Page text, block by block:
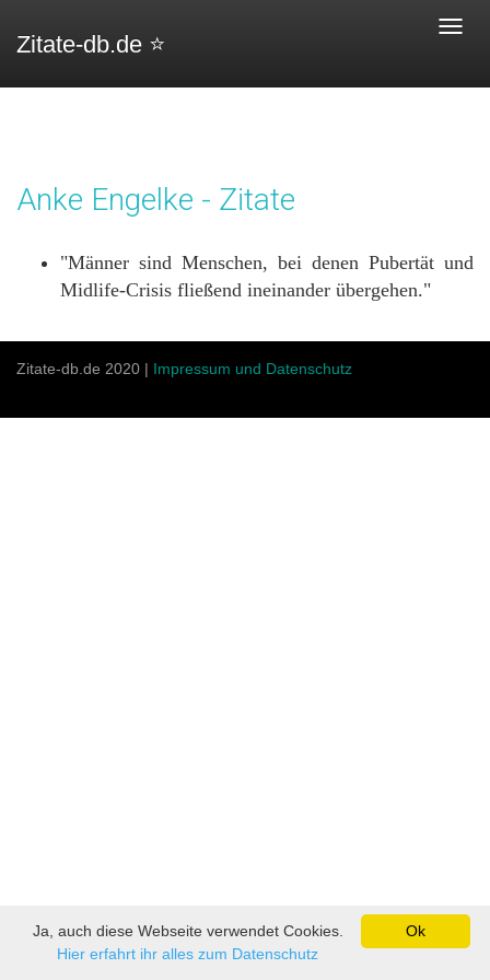
Zitate-db.de ⭐️
Anke Engelke - Zitate
"Männer sind Menschen, bei denen Pubertät und
Midlife-Crisis fließend ineinander übergehen."
Zitate-db.de 2020 | Impressum und Datenschutz
Ok
Ja, auch diese Webseite verwendet Cookies.
Hier erfahrt ihr alles zum Datenschutz